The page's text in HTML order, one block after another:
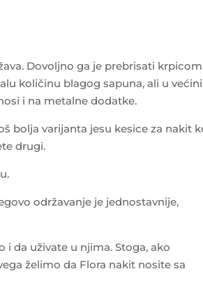
Dovoljno ga je prebrisati
količinu blagog sapuna, ali u većini
i na metalne dodatke.
bolja varijanta jesu kesice za nakit
drugi.
održavanje je jednostavnije,
i da uživate u njima. Stoga, ako
želimo da Flora nakit nosite sa